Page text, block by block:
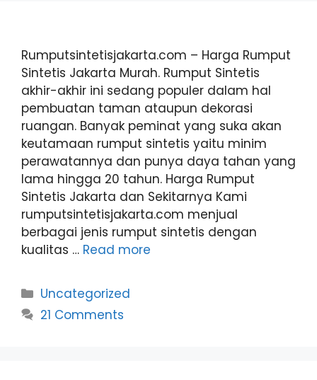
Rumputsintetisjakarta.com – Harga Rumput
Sintetis Jakarta Murah. Rumput Sintetis
akhir-akhir ini sedang populer dalam hal
pembuatan taman ataupun dekorasi
ruangan. Banyak peminat yang suka akan
keutamaan rumput sintetis yaitu minim
perawatannya dan punya daya tahan yang
lama hingga 20 tahun. Harga Rumput
Sintetis Jakarta dan Sekitarnya Kami
rumputsintetisjakarta.com menjual
berbagai jenis rumput sintetis dengan
kualitas … Read more
Categories
Uncategorized
21 Comments